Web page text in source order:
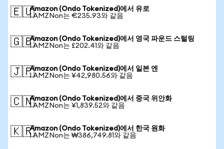
🇪🇺Amazon (Ondo Tokenized)에서 유로
1 AMZNon는 €235.93와 같음
🇬🇧Amazon (Ondo Tokenized)에서 영국 파운드 스털링
1 AMZNon는 £202.41와 같음
🇯🇵Amazon (Ondo Tokenized)에서 일본 엔
1 AMZNon는 ¥42,980.56와 같음
🇨🇳Amazon (Ondo Tokenized)에서 중국 위안화
1 AMZNon는 ¥1,839.52와 같음
🇰🇷Amazon (Ondo Tokenized)에서 한국 원화
1 AMZNon는 ₩386,749.81와 같음